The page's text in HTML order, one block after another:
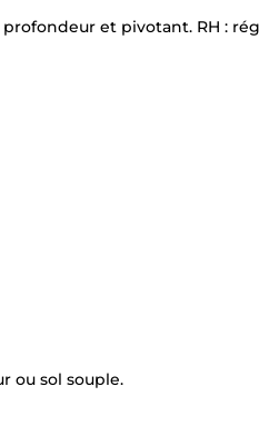
et pivotant. RH :
ou sol souple.